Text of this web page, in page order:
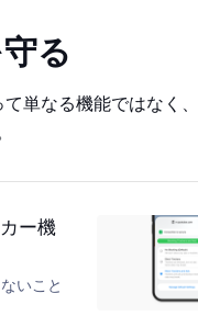
る
単なる機能ではなく
ー機
いこと